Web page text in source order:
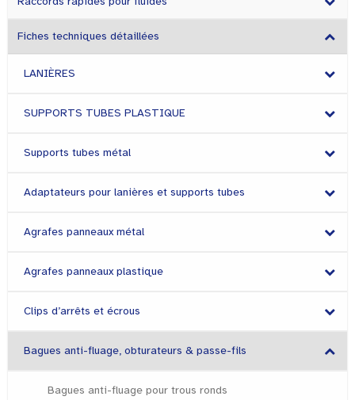
Fiches techniques détaillées
LANIÈRES
SUPPORTS TUBES PLASTIQUE
Supports tubes métal
Adaptateurs pour lanières et supports tubes
Agrafes panneaux métal
Agrafes panneaux plastique
Clips d’arrêts et écrous
Bagues anti-fluage, obturateurs & passe-fils
Bagues anti-fluage pour trous ronds